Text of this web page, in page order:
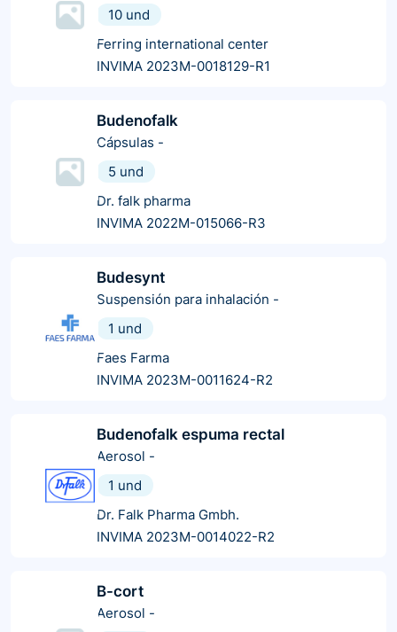
10 und
Ferring international center
INVIMA 2023M-0018129-R1
Budenofalk
Cápsulas -
5 und
Dr. falk pharma
INVIMA 2022M-015066-R3
Budesynt
Suspensión para inhalación -
1 und
Faes Farma
INVIMA 2023M-0011624-R2
Budenofalk espuma rectal
Aerosol -
1 und
Dr. Falk Pharma Gmbh.
INVIMA 2023M-0014022-R2
B-cort
Aerosol -